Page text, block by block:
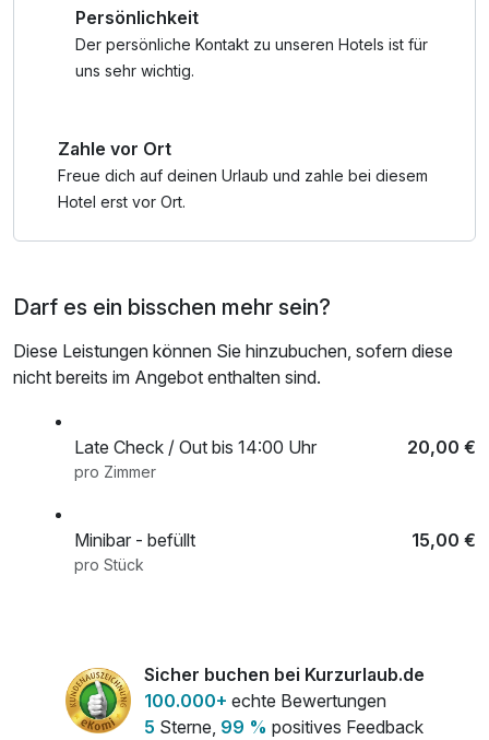
Persönlichkeit
Der persönliche Kontakt zu unseren Hotels ist für
uns sehr wichtig.
Zahle vor Ort
Freue dich auf deinen Urlaub und zahle bei diesem
Hotel erst vor Ort.
Darf es ein bisschen mehr sein?
Diese Leistungen können Sie hinzubuchen, sofern diese
nicht bereits im Angebot enthalten sind.
Late Check / Out bis 14:00 Uhr 20,00 €
pro Zimmer
Minibar - befüllt 15,00 €
pro Stück
Sicher buchen bei Kurzurlaub.de
100.000+ echte Bewertungen
5 Sterne, 99 % positives Feedback